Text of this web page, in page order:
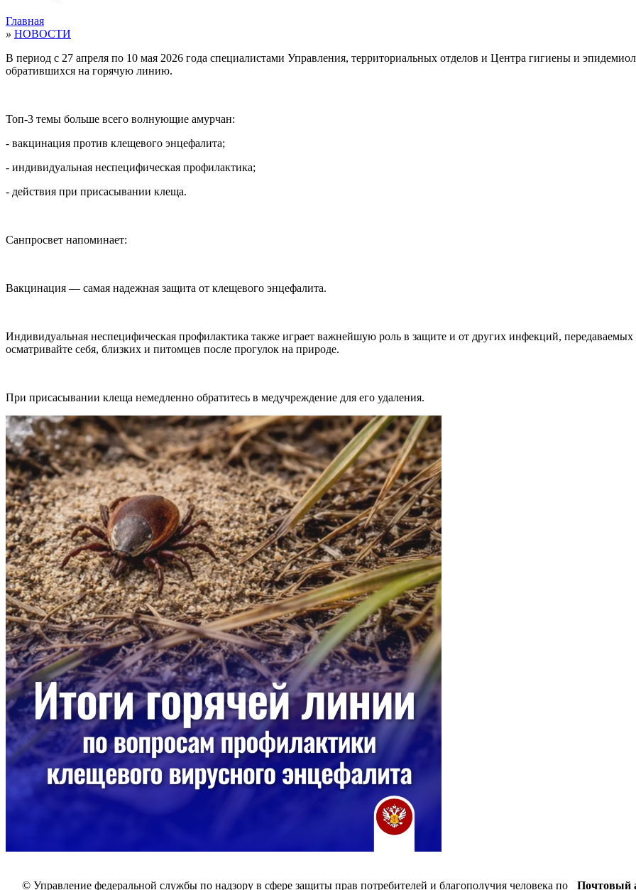
Главная
» НОВОСТИ
В период с 27 апреля по 10 мая 2026 года специалистами Управления, территориальных отделов и Центра гигиены и
обратившихся на горячую линию.
Топ-3 темы больше всего волнующие амурчан:
- вакцинация против клещевого энцефалита;
- индивидуальная неспецифическая профилактика;
- действия при присасывании клеща.
Санпросвет напоминает:
Вакцинация — самая надежная защита от клещевого энцефалита.
Индивидуальная неспецифическая профилактика также играет важнейшую роль в защите и от других инфекций,
осматривайте себя, близких и питомцев после прогулок на природе.
При присасывании клеща немедленно обратитесь в медучреждение для его удаления.
© Управление федеральной службы по надзору в сфере защиты прав потребителей и благополучия человека по Почтовый